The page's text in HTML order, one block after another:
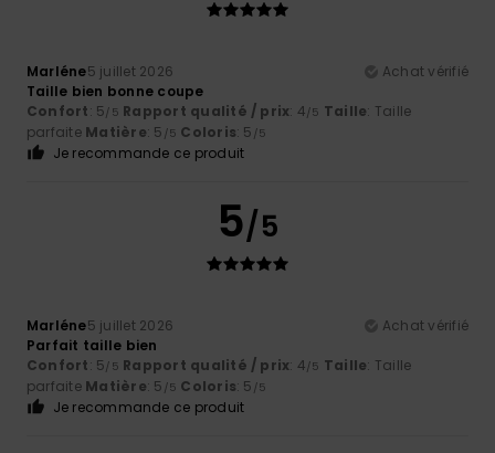
Marléne5 juillet 2026
Achat vérifié
Taille bien bonne coupe
Confort: 5/5 Rapport qualité / prix: 4/5 Taille: Taille
parfaite Matière: 5 /5 Coloris: 5 /5
Je recommande ce produit
5/5
Marléne5 juillet 2026
Achat vérifié
Parfait taille bien
Confort: 5/5 Rapport qualité / prix: 4/5 Taille: Taille
parfaite Matière: 5 /5 Coloris: 5 /5
Je recommande ce produit